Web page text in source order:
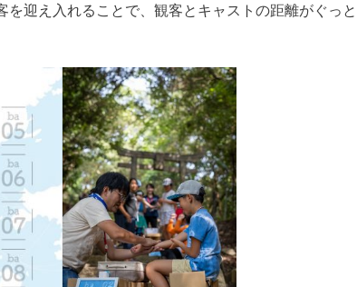
迎え入れることで、観客とキャストの距離がぐっと